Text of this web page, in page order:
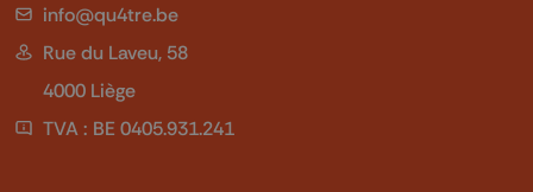
info@qu4tre.be
Rue du Laveu, 58
4000 Liège
TVA : BE 0405.931.241